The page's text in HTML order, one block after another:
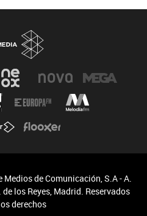
de Comunicación, S.A - A.
los Reyes, Madrid. Reservados
derechos